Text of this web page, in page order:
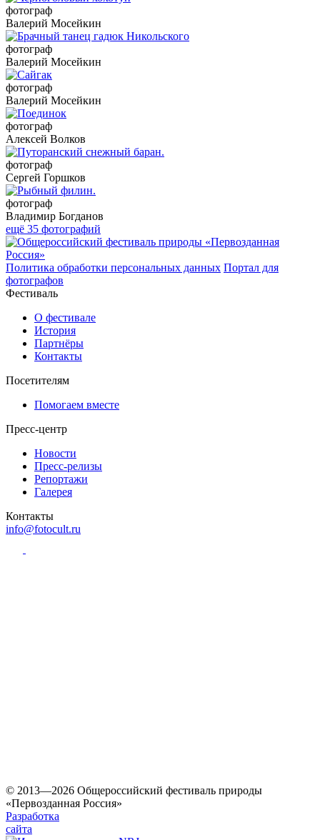
фотограф
Валерий Мосейкин
фотограф
Валерий Мосейкин
фотограф
Валерий Мосейкин
фотограф
Алексей Волков
фотограф
Сергей Горшков
фотограф
Владимир Богданов
ещё 35 фотографий
Политика обработки персональных данных Портал для
фотографов
Фестиваль
О фестивале
История
Партнёры
Контакты
Посетителям
Помогаем вместе
Пресс-центр
Новости
Пресс-релизы
Репортажи
Галерея
Контакты
info@fotocult.ru
© 2013—2026 Общероссийский фестиваль природы
«Первозданная Россия»
Разработка
сайта